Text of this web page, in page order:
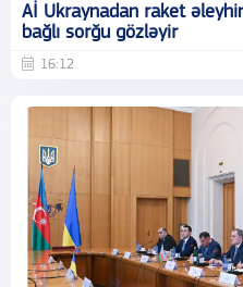
Aİ Ukraynadan raket
bağlı sorğu gözləyir
16:12